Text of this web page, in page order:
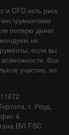
и CFD есть риск
потерю денег
не
если вы
Все
участие, но
г. Роуд,
4.
BVI FSC